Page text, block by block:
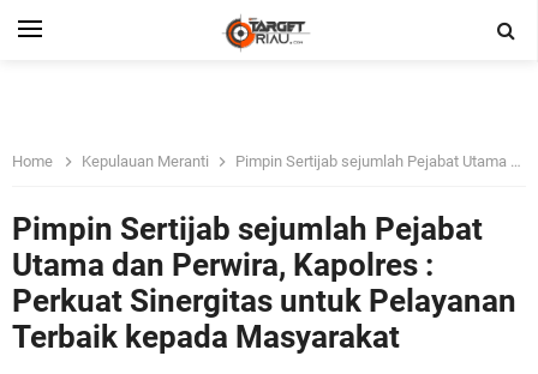
Home Kepulauan Meranti Pimpin Sertijab sejumlah Pejabat Utama dan Perwira, Kapolres : Perkuat Sinergitas untuk Pelayanan Terbaik kepada Masyarakat
Pimpin Sertijab sejumlah Pejabat
Utama dan Perwira, Kapolres :
Perkuat Sinergitas untuk Pelayanan
Terbaik kepada Masyarakat